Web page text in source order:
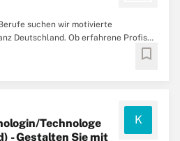
suchen wir motivierte
Deutschland. Ob erfahrene Profis
nächstmöglichen Zeitpunkt
bookmark
Technologe
- Gestalten Sie mit
K